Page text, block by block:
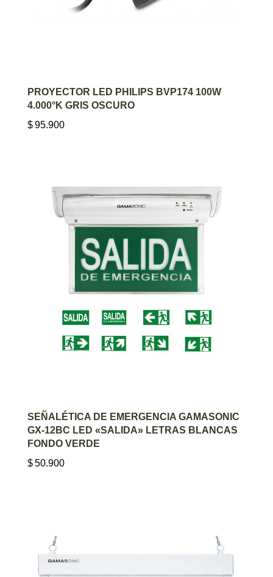
AGREGAR AL CARRITO
PROYECTOR LED PHILIPS BVP174 100W
4.000°K GRIS OSCURO
$95.900
AGREGAR AL CARRITO
SEÑALÉTICA DE EMERGENCIA GAMASONIC
GX-12BC LED «SALIDA» LETRAS BLANCAS
FONDO VERDE
$50.900